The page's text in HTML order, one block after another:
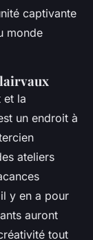
captivante
monde
et la
un endroit à
ateliers
y en a pour
auront
tout